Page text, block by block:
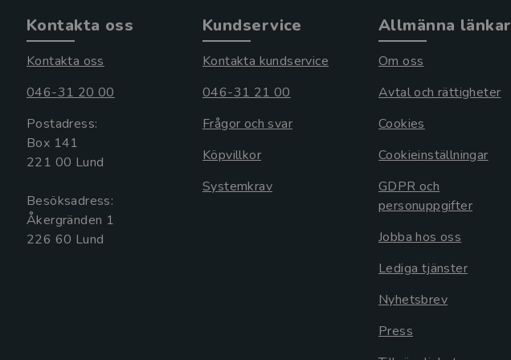
Kontakta oss
Kontakta oss
046-31 20 00
Postadress:
Box 141
221 00 Lund
Besöksadress:
Åkergränden 1
Kundservice
Kontakta kundservice
046-31 21 00
Frågor och svar
Köpvillkor
Systemkrav
Allmänna länkar
Om oss
Avtal och rättigheter
Cookies
Cookieinställningar
GDPR och
personuppgifter
Jobba hos oss
Lediga tjänster
Nyhetsbrev
Press